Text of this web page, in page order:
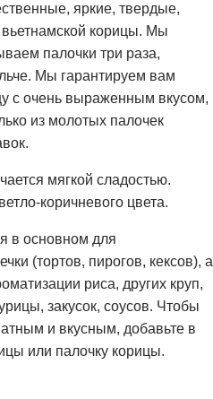
яркие, твердые,
корицы. Мы
палочки три раза,
Мы гарантируем вам
с очень выраженным вкусом,
из молотых палочек
мягкой сладостью.
коричневого цвета.
в основном для
(тортов, пирогов, кексов), а
риса, других круп,
закусок, соусов. Чтобы
и вкусным, добавьте в
или палочку корицы.